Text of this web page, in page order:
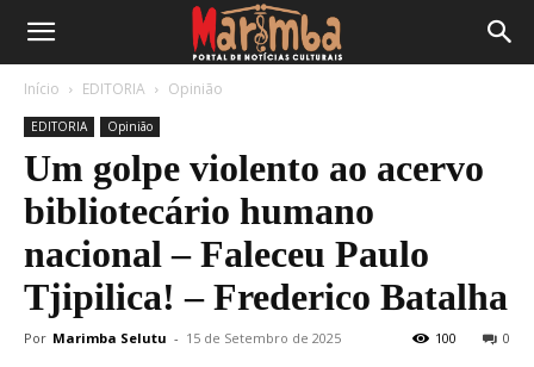
Início EDITORIA Opinião
EDITORIA Opinião
Um golpe violento ao acervo
bibliotecário humano
nacional – Faleceu Paulo
Tjipilica! – Frederico Batalha
Por Marimba Selutu - 15 de Setembro de 2025 0
100